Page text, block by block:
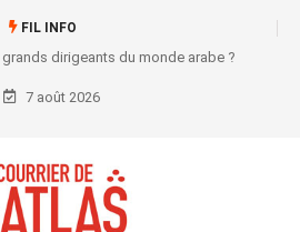
FIL INFO
dirigeants du monde arabe ?
7 août 2026